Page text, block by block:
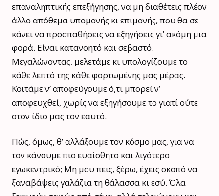
επαναληπτικής επεξήγησης, να μη διαθέτεις πλέον
άλλο απόθεμα υπομονής κι επιμονής, που θα σε
κάνει να προσπαθήσεις να εξηγήσεις γι’ ακόμη μια
φορά. Είναι κατανοητό και σεβαστό.
Μεγαλώνοντας, μελετάμε κι υπολογίζουμε το
κάθε λεπτό της κάθε φορτωμένης μας μέρας.
Κοιτάμε ν’ αποφεύγουμε ό,τι μπορεί ν’
αποφευχθεί, χωρίς να εξηγήσουμε το γιατί ούτε
στον ίδιο μας τον εαυτό.
Πώς, όμως, θ’ αλλάξουμε τον κόσμο μας, για να
τον κάνουμε πιο ευαίσθητο και λιγότερο
εγωκεντρικό; Μη μου πεις, ξέρω, έχεις σκοπό να
ξαναβάψεις γαλάζια τη θάλασσα κι εσύ. Όλα